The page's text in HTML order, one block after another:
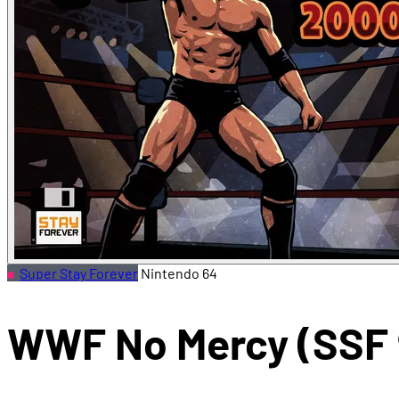
Super Stay Forever Nintendo 64
WWF No Mercy (SSF